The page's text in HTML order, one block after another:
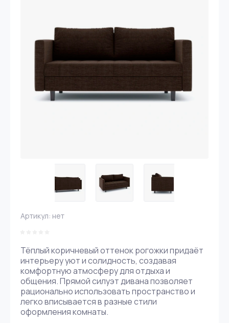
Артикул: нет
Тёплый коричневый оттенок рогожки придаёт
интерьеру уют и солидность, создавая
комфортную атмосферу для отдыха и
общения. Прямой силуэт дивана позволяет
рационально использовать пространство и
легко вписывается в разные стили
оформления комнаты.